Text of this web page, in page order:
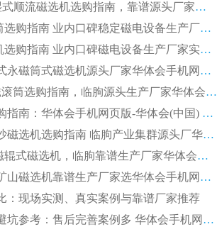
2026 高分选塑料 CTN 湿式顺流磁选机选购指南，靠谱源头厂家华体会手机网页版-华体会(中国) 详解
全磁高吸附深度永磁滚筒选购指南 业内口碑稳定磁电设备生产厂家详细推荐
高回收率湿式选矿磁选机选购指南 业内口碑磁电设备生产厂家实力解析
2026 钛矿选矿优选：湿式永磁筒式磁选机源头厂家华体会手机网页版-华体会(中国) 综合解析
2026 半磁耐磨 RCT 永磁滚筒选购指南，临朐源头生产厂家华体会手机网页版-华体会(中国) 实测分享
2026 石英砂提纯设备选购指南：华体会手机网页版-华体会(中国) 提纯磁选机厂家综合解读
2026 耐磨低耗半逆流河沙磁选机选购指南 临朐产业集群源头厂华体会手机网页版-华体会(中国) 详细解析
2026客户推荐钛铁矿强磁辊式磁选机，临朐靠谱生产厂家华体会手机网页版-华体会(中国) 详解
2026 市场主流客户推荐矿山磁选机靠谱生产厂家选华体会手机网页版-华体会(中国)
：现场实测、真实案例与靠谱厂家推荐
2026 冶金永磁滚筒如何避坑参考：售后完善案例多 华体会手机网页版-华体会(中国) 靠谱厂家